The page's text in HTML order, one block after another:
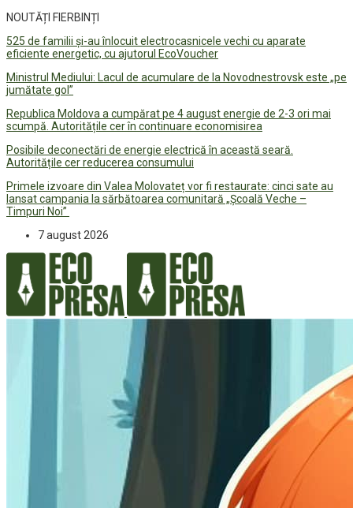
NOUTĂȚI FIERBINȚI
525 de familii și-au înlocuit electrocasnicele vechi cu aparate
eficiente energetic, cu ajutorul EcoVoucher
Ministrul Mediului: Lacul de acumulare de la Novodnestrovsk este „pe
jumătate gol”
Republica Moldova a cumpărat pe 4 august energie de 2-3 ori mai
scumpă. Autoritățile cer în continuare economisirea
Posibile deconectări de energie electrică în această seară.
Autoritățile cer reducerea consumului
Primele izvoare din Valea Molovateț vor fi restaurate: cinci sate au
lansat campania la sărbătoarea comunitară „Școală Veche –
Timpuri Noi”
7 august 2026